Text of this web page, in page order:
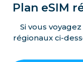
Plan eSIM
Si vous
régionaux ci-